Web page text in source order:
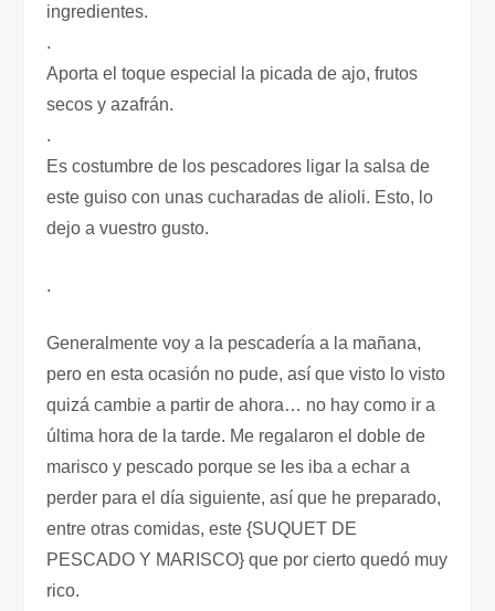
ingredientes.
.
Aporta el toque especial la picada de ajo, frutos
secos y azafrán.
.
Es costumbre de los pescadores ligar la salsa de
este guiso con unas cucharadas de alioli. Esto, lo
dejo a vuestro gusto.
.
Generalmente voy a la pescadería a la mañana,
pero en esta ocasión no pude, así que visto lo visto
quizá cambie a partir de ahora… no hay como ir a
última hora de la tarde. Me regalaron el doble de
marisco y pescado porque se les iba a echar a
perder para el día siguiente, así que he preparado,
entre otras comidas, este {SUQUET DE
PESCADO Y MARISCO} que por cierto quedó muy
rico.